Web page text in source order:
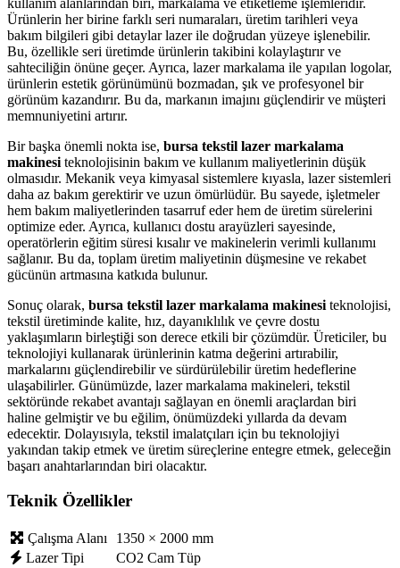
kullanım alanlarından biri, markalama ve etiketleme işlemleridir.
Ürünlerin her birine farklı seri numaraları, üretim tarihleri veya
bakım bilgileri gibi detaylar lazer ile doğrudan yüzeye işlenebilir.
Bu, özellikle seri üretimde ürünlerin takibini kolaylaştırır ve
sahteciliğin önüne geçer. Ayrıca, lazer markalama ile yapılan logolar,
ürünlerin estetik görünümünü bozmadan, şık ve profesyonel bir
görünüm kazandırır. Bu da, markanın imajını güçlendirir ve müşteri
memnuniyetini artırır.
Bir başka önemli nokta ise, bursa tekstil lazer markalama
makinesi teknolojisinin bakım ve kullanım maliyetlerinin düşük
olmasıdır. Mekanik veya kimyasal sistemlere kıyasla, lazer sistemleri
daha az bakım gerektirir ve uzun ömürlüdür. Bu sayede, işletmeler
hem bakım maliyetlerinden tasarruf eder hem de üretim sürelerini
optimize eder. Ayrıca, kullanıcı dostu arayüzleri sayesinde,
operatörlerin eğitim süresi kısalır ve makinelerin verimli kullanımı
sağlanır. Bu da, toplam üretim maliyetinin düşmesine ve rekabet
gücünün artmasına katkıda bulunur.
Sonuç olarak, bursa tekstil lazer markalama makinesi teknolojisi,
tekstil üretiminde kalite, hız, dayanıklılık ve çevre dostu
yaklaşımların birleştiği son derece etkili bir çözümdür. Üreticiler, bu
teknolojiyi kullanarak ürünlerinin katma değerini artırabilir,
markalarını güçlendirebilir ve sürdürülebilir üretim hedeflerine
ulaşabilirler. Günümüzde, lazer markalama makineleri, tekstil
sektöründe rekabet avantajı sağlayan en önemli araçlardan biri
haline gelmiştir ve bu eğilim, önümüzdeki yıllarda da devam
edecektir. Dolayısıyla, tekstil imalatçıları için bu teknolojiyi
yakından takip etmek ve üretim süreçlerine entegre etmek, geleceğin
başarı anahtarlarından biri olacaktır.
Teknik Özellikler
Çalışma Alanı
1350 × 2000 mm
Lazer Tipi
CO2 Cam Tüp